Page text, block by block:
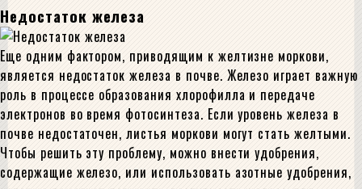
Недостаток железа
Еще одним фактором, приводящим к желтизне моркови,
является недостаток железа в почве. Железо играет важную
роль в процессе образования хлорофилла и передаче
электронов во время фотосинтеза. Если уровень железа в
почве недостаточен, листья моркови могут стать желтыми.
Чтобы решить эту проблему, можно внести удобрения,
содержащие железо, или использовать азотные удобрения,